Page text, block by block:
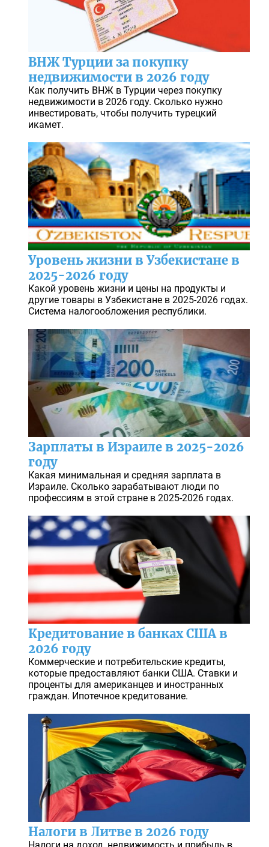
ВНЖ Турции за покупку
недвижимости в 2026 году
Как получить ВНЖ в Турции через покупку
недвижимости в 2026 году. Сколько нужно
инвестировать, чтобы получить турецкий
икамет.
Уровень жизни в Узбекистане в
2025-2026 году
Какой уровень жизни и цены на продукты и
другие товары в Узбекистане в 2025-2026 годах.
Система налогообложения республики.
Зарплаты в Израиле в 2025-2026
году
Какая минимальная и средняя зарплата в
Израиле. Сколько зарабатывают люди по
профессиям в этой стране в 2025-2026 годах.
Кредитование в банках США в
2026 году
Коммерческие и потребительские кредиты,
которые предоставляют банки США. Ставки и
проценты для американцев и иностранных
граждан. Ипотечное кредитование.
Налоги в Литве в 2026 году